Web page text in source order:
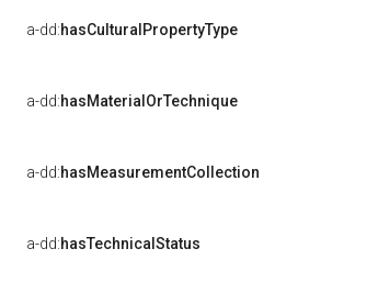
a-dd:hasCulturalPropertyType
a-dd:hasMaterialOrTechnique
a-dd:hasMeasurementCollection
a-dd:hasTechnicalStatus